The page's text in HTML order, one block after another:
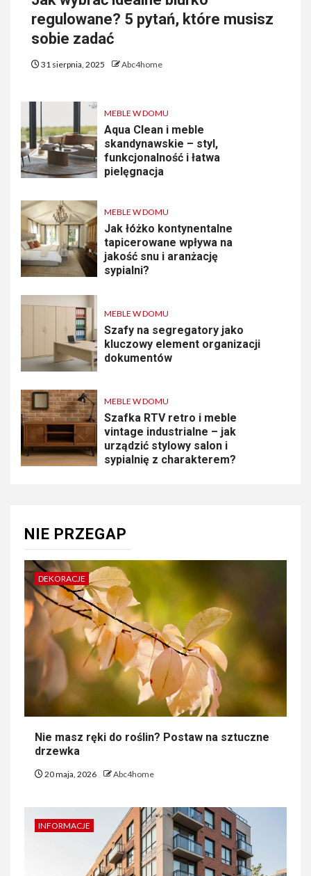
regulowane? 5 pytań, które musisz
sobie zadać
31 sierpnia, 2025 Abc4home
MEBLE W DOMU
Aqua Clean i meble
skandynawskie – styl,
funkcjonalność i łatwa
pielęgnacja
MEBLE W DOMU
Jak łóżko kontynentalne
tapicerowane wpływa na
jakość snu i aranżację
sypialni?
MEBLE W DOMU
Szafy na segregatory jako
kluczowy element organizacji
dokumentów
MEBLE W DOMU
Szafka RTV retro i meble
vintage industrialne – jak
urządzić stylowy salon i
sypialnię z charakterem?
NIE PRZEGAP
DEKORACJE
Nie masz ręki do roślin? Postaw na sztuczne
drzewka
20 maja, 2026 Abc4home
INFORMACJE